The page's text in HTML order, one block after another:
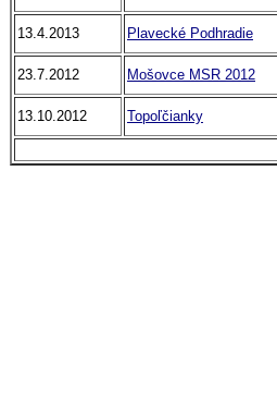
13.4.2013 Plavecké Podhradie
23.7.2012 Mošovce MSR 2012
13.10.2012 Topoľčianky